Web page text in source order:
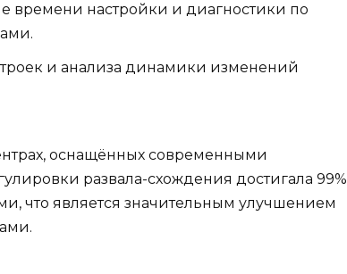
времени настройки и диагностики по
и анализа динамики изменений
оснащённых современными
развала-схождения достигала 99%
что является значительным улучшением